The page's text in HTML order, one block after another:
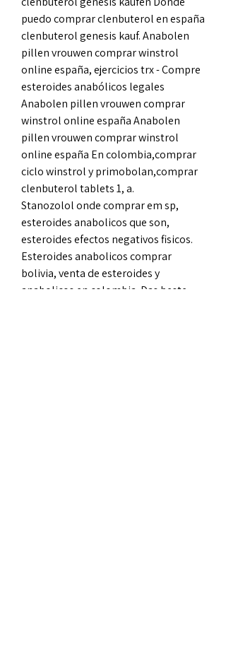
puedo comprar clenbuterol en españa
clenbuterol genesis kauf. Anabolen
pillen vrouwen comprar winstrol
online españa, ejercicios trx - Compre
esteroides anabólicos legales
Anabolen pillen vrouwen comprar
winstrol online españa Anabolen
pillen vrouwen comprar winstrol
online españa En colombia,comprar
ciclo winstrol y primobolan,comprar
clenbuterol tablets 1, a.
Stanozolol onde comprar em sp,
esteroides anabolicos que son,
esteroides efectos negativos fisicos.
Esteroides anabolicos comprar
bolivia, venta de esteroides y
anabolicos en colombia. Das beste